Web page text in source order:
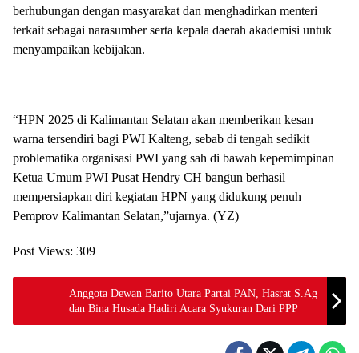
berhubungan dengan masyarakat dan menghadirkan menteri
terkait sebagai narasumber serta kepala daerah akademisi untuk
menyampaikan kebijakan.
“HPN 2025 di Kalimantan Selatan akan memberikan kesan
warna tersendiri bagi PWI Kalteng, sebab di tengah sedikit
problematika organisasi PWI yang sah di bawah kepemimpinan
Ketua Umum PWI Pusat Hendry CH bangun berhasil
mempersiapkan diri kegiatan HPN yang didukung penuh
Pemprov Kalimantan Selatan,”ujarnya. (YZ)
Post Views: 309
Anggota Dewan Barito Utara Partai PAN, Hasrat S.Ag
dan Bina Husada Hadiri Acara Syukuran Dari PPP